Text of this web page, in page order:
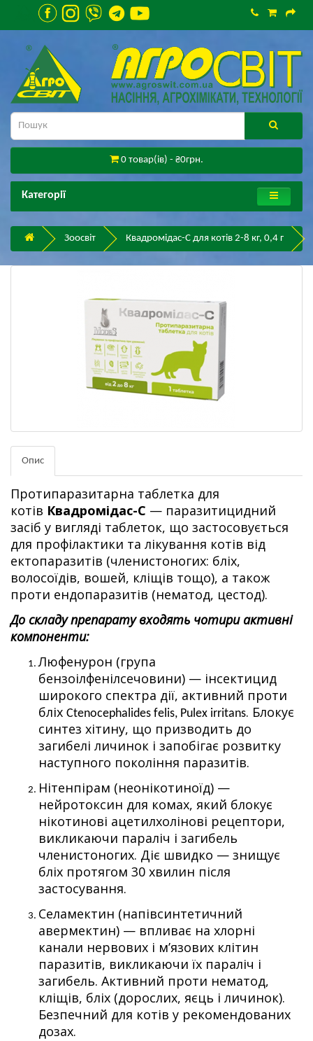
0 товар(ів) - ₴0грн.
Категорії
Зоосвіт Квадромідас-C для котів 2-8 кг, 0,4 г
Опис
Протипаразитарна таблетка для
котів Квадромідас-С — паразитицидний
засіб у вигляді таблеток, що застосовується
для профілактики та лікування котів від
ектопаразитів (членистоногих: бліх,
волосоїдів, вошей, кліщів тощо), а також
проти ендопаразитів (нематод, цестод).
До складу препарату входять чотири активні
компоненти:
Люфенурон (група
бензоілфенілсечовини) — інсектицид
широкого спектра дії, активний проти
бліх Ctenocephalides felis, Pulex irritans. Блокує
синтез хітину, що призводить до
загибелі личинок і запобігає розвитку
наступного покоління паразитів.
Нітенпірам (неонікотиноїд) —
нейротоксин для комах, який блокує
нікотинові ацетилхолінові рецептори,
викликаючи параліч і загибель
членистоногих. Діє швидко — знищує
бліх протягом 30 хвилин після
застосування.
Селамектин (напівсинтетичний
авермектин) — впливає на хлорні
канали нервових і м’язових клітин
паразитів, викликаючи їх параліч і
загибель. Активний проти нематод,
кліщів, бліх (дорослих, яєць і личинок).
Безпечний для котів у рекомендованих
дозах.